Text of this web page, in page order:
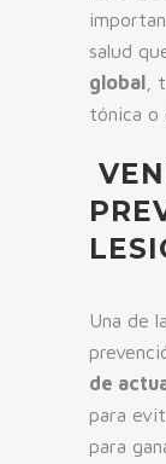
salud
global ,
tónica o
Una de
de
para
para